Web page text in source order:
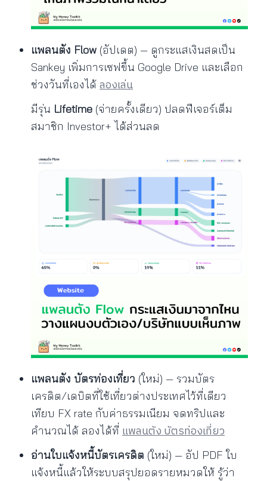
แพลนตัง Flow (อัปเดต) — ดูกระแสเงินสดเป็น
Sankey เพิ่มการเซฟขึ้น Google Drive และเลือก
ช่วงวันที่เองได้ ลองเล่น
มีรุ่น Lifetime (จ่ายครั้งเดียว) ปลดฟีเจอร์เต็ม
สมาชิก Investor+ ได้ส่วนลด
แพลนตัง บัตรท่องเที่ยว (ใหม่) — รวมบัตร
เครดิต/เดบิตที่ใช้เที่ยวต่างประเทศไว้ที่เดียว
เทียบ FX rate กับค่าธรรมเนียม จดทริปและ
คำนวณได้ ลองได้ที่ แพลนตัง บัตรท่องเที่ยว
อ่านใบแจ้งหนี้บัตรเครดิต (ใหม่) — อัป PDF ใบ
แจ้งหนี้แล้วให้ระบบสรุปยอดรายหมวดให้ รู้ว่า